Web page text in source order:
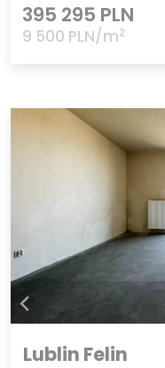
395 295 PLN
9 500 PLN/m2
Lublin Felin